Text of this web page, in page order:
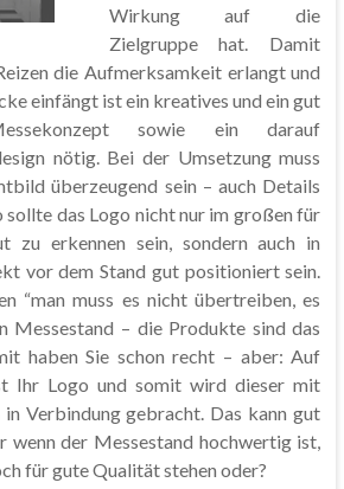
Wirkung auf die
Zielgruppe hat. Damit
die Aufmerksamkeit erlangt und
einfängt ist ein kreatives und ein gut
sowie ein darauf
nötig. Bei der Umsetzung muss
überzeugend sein – auch Details
sollte das Logo nicht nur im großen für
zu erkennen sein, sondern auch in
vor dem Stand gut positioniert sein.
“man muss es nicht übertreiben, es
Messestand – die Produkte sind das
haben Sie schon recht – aber: Auf
Ihr Logo und somit wird dieser mit
in Verbindung gebracht. Das kann gut
wenn der Messestand hochwertig ist,
für gute Qualität stehen oder?